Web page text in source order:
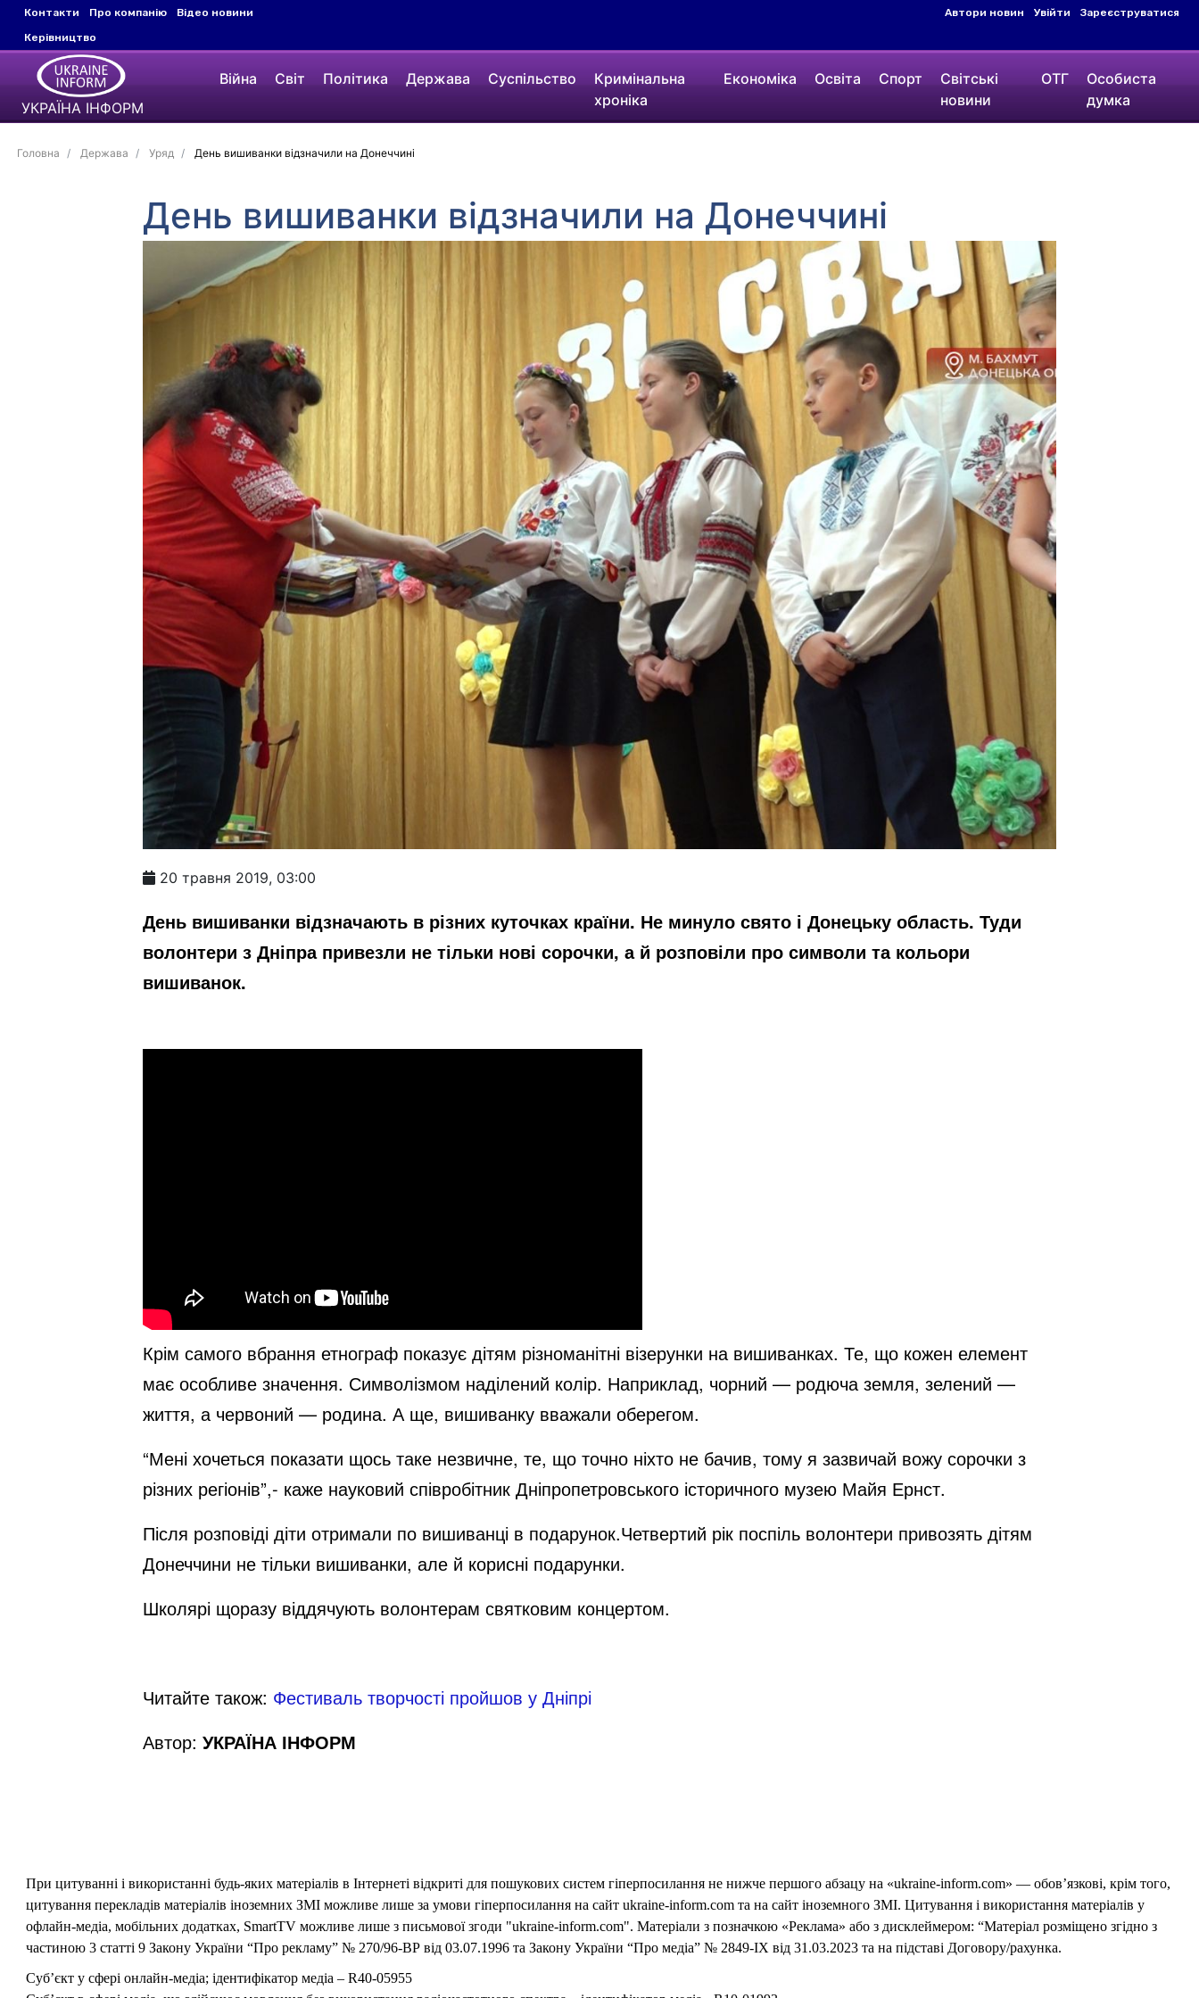
Контакти Про компанію
Відео новини
Керівництво
Автори новин Увійти Зареєструватися
УКРАЇНА ІНФОРМ
Війна Світ Політика Держава Суспільство
Кримінальна
хроніка
Економіка Освіта Спорт
Світські
новини
ОТГ
Особиста
думка
Головна Держава Уряд День вишиванки відзначили на Донеччині
День вишиванки відзначили на Донеччині
20 травня 2019, 03:00
День вишиванки відзначають в різних куточках країни. Не минуло свято і Донецьку область. Туди
волонтери з Дніпра привезли не тільки нові сорочки, а й розповіли про символи та кольори
вишиванок.
Крім самого вбрання етнограф показує дітям різноманітні візерунки на вишиванках. Те, що кожен елемент
має особливе значення. Символізмом наділений колір. Наприклад, чорний — родюча земля, зелений —
життя, а червоний — родина. А ще, вишиванку вважали оберегом.
“Мені хочеться показати щось таке незвичне, те, що точно ніхто не бачив, тому я зазвичай вожу сорочки з
різних регіонів”,- каже науковий співробітник Дніпропетровського історичного музею Майя Ернст.
Після розповіді діти отримали по вишиванці в подарунок.Четвертий рік поспіль волонтери привозять дітям
Донеччини не тільки вишиванки, але й корисні подарунки.
Школярі щоразу віддячують волонтерам святковим концертом.
Читайте також: Фестиваль творчості пройшов у Дніпрі
Автор: УКРАЇНА ІНФОРМ
При цитуванні і використанні будь-яких матеріалів в Інтернеті відкриті для пошукових систем гіперпосилання не нижче першого абзацу на «ukraine-inform.com» — обов’язкові, крім того,
цитування перекладів матеріалів іноземних ЗМІ можливе лише за умови гіперпосилання на сайт ukraine-inform.com та на сайт іноземного ЗМІ. Цитування і використання матеріалів у
офлайн-медіа, мобільних додатках, SmartTV можливе лише з письмової згоди "ukraine-inform.com". Матеріали з позначкою «Реклама» або з дисклеймером: “Матеріал розміщено згідно з
частиною 3 статті 9 Закону України “Про рекламу” № 270/96-ВР від 03.07.1996 та Закону України “Про медіа” № 2849-IX від 31.03.2023 та на підставі Договору/рахунка.
Суб’єкт у сфері онлайн-медіа; ідентифікатор медіа – R40-05955